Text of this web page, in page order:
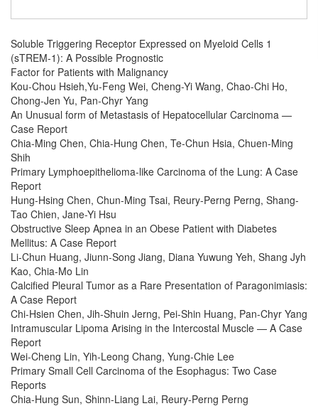
Soluble Triggering Receptor Expressed on Myeloid Cells 1
(sTREM-1): A Possible Prognostic
Factor for Patients with Malignancy
Kou-Chou Hsieh,Yu-Feng Wei, Cheng-Yi Wang, Chao-Chi Ho,
Chong-Jen Yu, Pan-Chyr Yang
An Unusual form of Metastasis of Hepatocellular Carcinoma —
Case Report
Chia-Ming Chen, Chia-Hung Chen, Te-Chun Hsia, Chuen-Ming
Shih
Primary Lymphoepithelioma-like Carcinoma of the Lung: A Case
Report
Hung-Hsing Chen, Chun-Ming Tsai, Reury-Perng Perng, Shang-
Tao Chien, Jane-Yi Hsu
Obstructive Sleep Apnea in an Obese Patient with Diabetes
Mellitus: A Case Report
Li-Chun Huang, Jiunn-Song Jiang, Diana Yuwung Yeh, Shang Jyh
Kao, Chia-Mo Lin
Calcified Pleural Tumor as a Rare Presentation of Paragonimiasis:
A Case Report
Chi-Hsien Chen, Jih-Shuin Jerng, Pei-Shin Huang, Pan-Chyr Yang
Intramuscular Lipoma Arising in the Intercostal Muscle — A Case
Report
Wei-Cheng Lin, Yih-Leong Chang, Yung-Chie Lee
Primary Small Cell Carcinoma of the Esophagus: Two Case
Reports
Chia-Hung Sun, Shinn-Liang Lai, Reury-Perng Perng